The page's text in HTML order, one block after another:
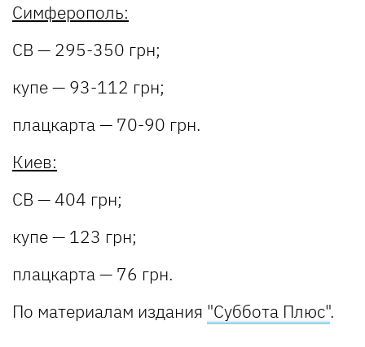
Симферополь:
СВ — 295-350 грн;
купе — 93-112 грн;
плацкарта — 70-90 грн.
Киев:
СВ — 404 грн;
купе — 123 грн;
плацкарта — 76 грн.
По материалам издания "Суббота Плюс".